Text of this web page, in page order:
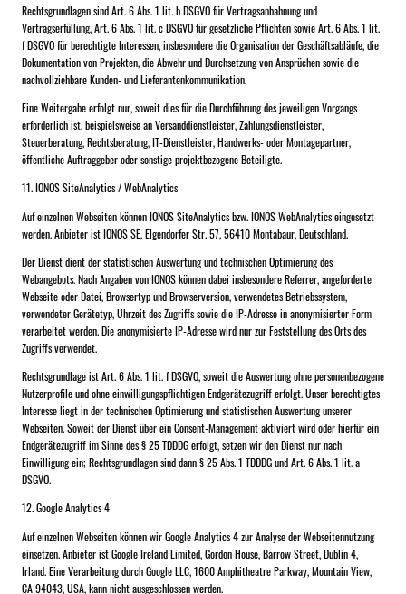
Rechtsgrundlagen sind Art. 6 Abs. 1 lit. b DSGVO für Vertragsanbahnung und
Vertragserfüllung, Art. 6 Abs. 1 lit. c DSGVO für gesetzliche Pflichten sowie Art. 6 Abs. 1 lit.
f DSGVO für berechtigte Interessen, insbesondere die Organisation der Geschäftsabläufe, die
Dokumentation von Projekten, die Abwehr und Durchsetzung von Ansprüchen sowie die
nachvollziehbare Kunden- und Lieferantenkommunikation.
Eine Weitergabe erfolgt nur, soweit dies für die Durchführung des jeweiligen Vorgangs
erforderlich ist, beispielsweise an Versanddienstleister, Zahlungsdienstleister,
Steuerberatung, Rechtsberatung, IT-Dienstleister, Handwerks- oder Montagepartner,
öffentliche Auftraggeber oder sonstige projektbezogene Beteiligte.
11. IONOS SiteAnalytics / WebAnalytics
Auf einzelnen Webseiten können IONOS SiteAnalytics bzw. IONOS WebAnalytics eingesetzt
werden. Anbieter ist IONOS SE, Elgendorfer Str. 57, 56410 Montabaur, Deutschland.
Der Dienst dient der statistischen Auswertung und technischen Optimierung des
Webangebots. Nach Angaben von IONOS können dabei insbesondere Referrer, angeforderte
Webseite oder Datei, Browsertyp und Browserversion, verwendetes Betriebssystem,
verwendeter Gerätetyp, Uhrzeit des Zugriffs sowie die IP-Adresse in anonymisierter Form
verarbeitet werden. Die anonymisierte IP-Adresse wird nur zur Feststellung des Orts des
Zugriffs verwendet.
Rechtsgrundlage ist Art. 6 Abs. 1 lit. f DSGVO, soweit die Auswertung ohne personenbezogene
Nutzerprofile und ohne einwilligungspflichtigen Endgerätezugriff erfolgt. Unser berechtigtes
Interesse liegt in der technischen Optimierung und statistischen Auswertung unserer
Webseiten. Soweit der Dienst über ein Consent-Management aktiviert wird oder hierfür ein
Endgerätezugriff im Sinne des § 25 TDDDG erfolgt, setzen wir den Dienst nur nach
Einwilligung ein; Rechtsgrundlagen sind dann § 25 Abs. 1 TDDDG und Art. 6 Abs. 1 lit. a
DSGVO.
12. Google Analytics 4
Auf einzelnen Webseiten können wir Google Analytics 4 zur Analyse der Webseitennutzung
einsetzen. Anbieter ist Google Ireland Limited, Gordon House, Barrow Street, Dublin 4,
Irland. Eine Verarbeitung durch Google LLC, 1600 Amphitheatre Parkway, Mountain View,
CA 94043, USA, kann nicht ausgeschlossen werden.